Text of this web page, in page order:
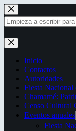
Saltar
al
contenido
Sin
resultados
Inicio
Contactos
Autoridades
Fiesta Nacional
Chamamé:
Censo Cultural
Eventos anuales
Fiesta